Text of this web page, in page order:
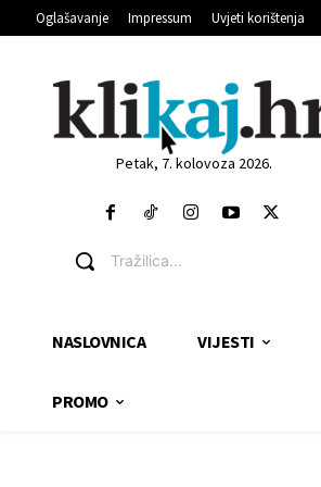
Oglašavanje Impressum Uvjeti korištenja
Petak, 7. kolovoza 2026.
Tražilica...
NASLOVNICA VIJESTI
PROMO